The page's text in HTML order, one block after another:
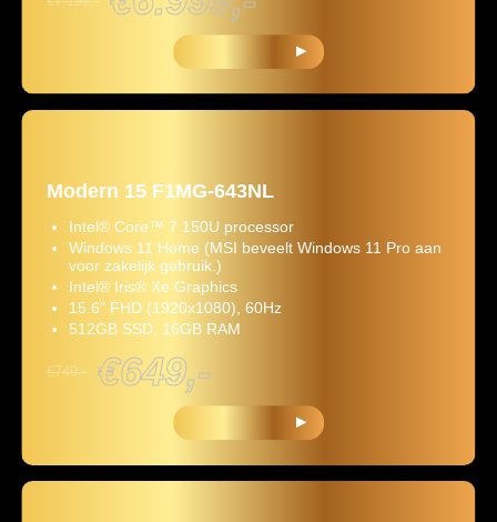
Modern 15 F1MG-643NL
Intel® Core™ 7 150U processor
Windows 11 Home (MSI beveelt Windows 11 Pro aan
voor zakelijk gebruik.)
Intel® Iris® Xe Graphics
15.6" FHD (1920x1080), 60Hz
512GB SSD, 16GB RAM
€749,- €649,-